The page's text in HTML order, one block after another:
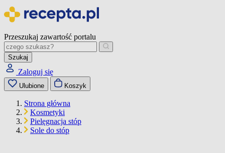
Przeszukaj zawartość portalu
Szukaj
Zaloguj się
Ulubione Koszyk
Strona główna
Kosmetyki
Pielęgnacja stóp
Sole do stóp